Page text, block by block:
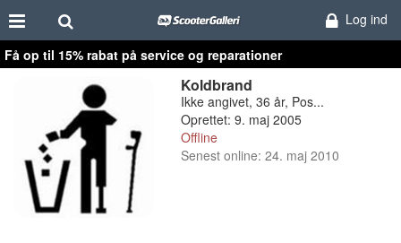
Log ind
Få op til 15% rabat på service og reparationer
Koldbrand
Ikke angivet, 36 år, Pos...
Oprettet: 9. maj 2005
Offline
Senest online: 24. maj 2010